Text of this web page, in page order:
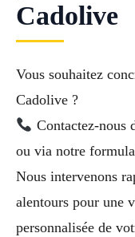
Cadolive
Vous souhaitez
Cadolive ?
Contactez-nous
ou via notre
Nous intervenons
alentours pour une
personnalisée de